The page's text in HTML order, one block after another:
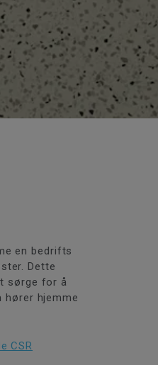
en bedrifts
Dette
sørge for å
hjemme
CSR